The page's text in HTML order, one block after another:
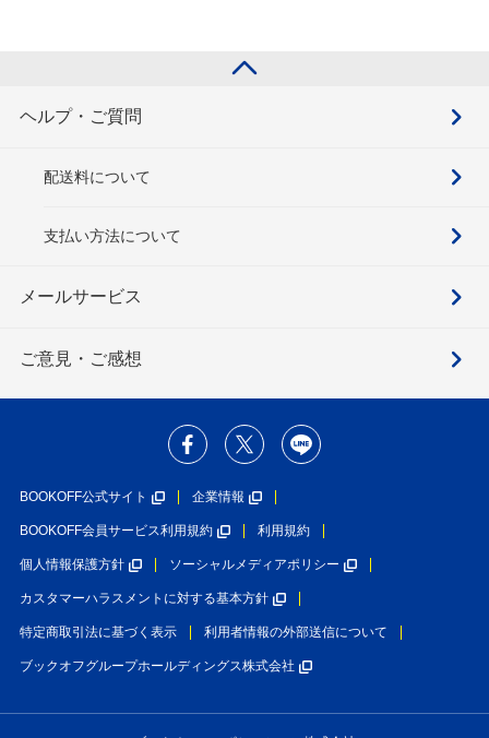
ヘルプ・ご質問
配送料について
支払い方法について
メールサービス
ご意見・ご感想
BOOKOFF公式サイト 企業情報
BOOKOFF会員サービス利用規約 利用規約
個人情報保護方針 ソーシャルメディアポリシー
カスタマーハラスメントに対する基本方針
特定商取引法に基づく表示 利用者情報の外部送信について
ブックオフグループホールディングス株式会社